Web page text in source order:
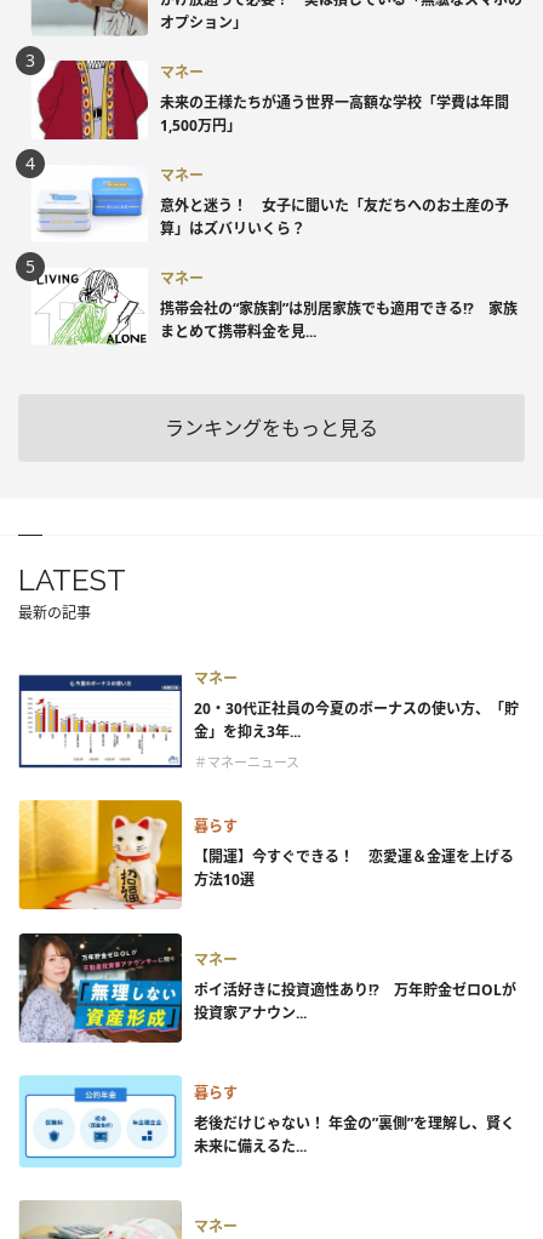
オプション」
マネー
未来の王様たちが通う世界一高額な学校「学費は年間
1,500万円」
マネー
意外と迷う！ 女子に聞いた「友だちへのお土産の予
算」はズバリいくら？
マネー
携帯会社の“家族割”は別居家族でも適用できる!? 家族
まとめて携帯料金を見...
ランキングをもっと見る
LATEST
最新の記事
マネー
20・30代正社員の今夏のボーナスの使い方、「貯
金」を抑え3年...
＃マネーニュース
暮らす
【開運】今すぐできる！ 恋愛運＆金運を上げる
方法10選
マネー
ポイ活好きに投資適性あり!? 万年貯金ゼロOLが
投資家アナウン...
暮らす
老後だけじゃない！ 年金の”裏側”を理解し、賢く
未来に備えるた...
マネー